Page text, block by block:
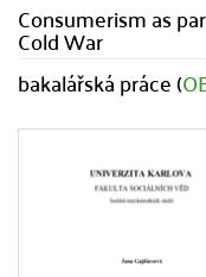
Consumerism as
Cold War
bakalářská práce (